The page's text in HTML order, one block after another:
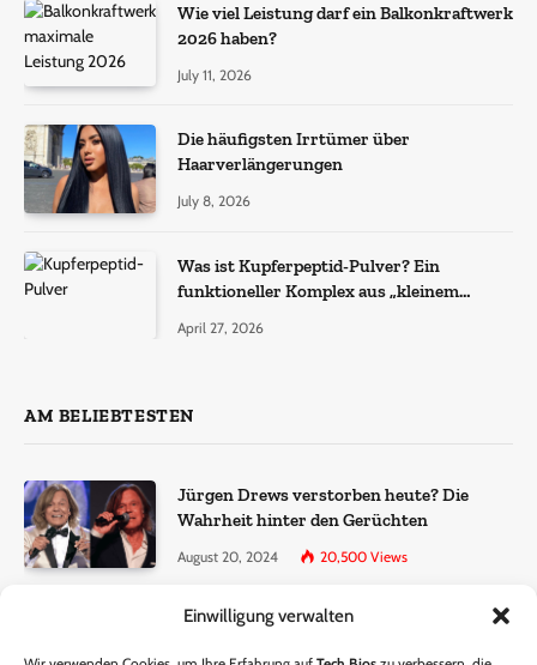
Einwilligung verwalten
Wie viel Leistung darf ein Balkonkraftwerk
2026 haben?
July 11, 2026
Die häufigsten Irrtümer über
Haarverlängerungen
July 8, 2026
Was ist Kupferpeptid-Pulver? Ein
funktioneller Komplex aus „kleinem
April 27, 2026
AM BELIEBTESTEN
Jürgen Drews verstorben heute? Die
Wahrheit hinter den Gerüchten
August 20, 2024 20,500 Views
Ralf Dammasch Traueranzeige: